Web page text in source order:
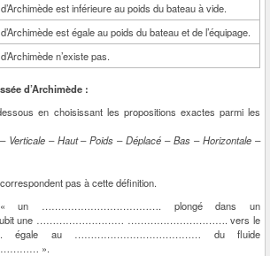
est inférieure au poids du bateau à vide.
est égale au poids du bateau et de l’équipage.
n’existe pas.
d’Archimède :
en choisissant les propositions exactes parmi les
Verticale – Haut – Poids – Déplacé – Bas – Horizontale –
pas à cette définition.
« un ………………………………. plongé dans un
une ……………………… …………………………. vers le
égale au ………………………………… du fluide
».